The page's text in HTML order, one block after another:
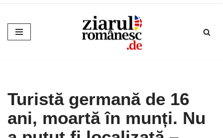
Sari
la
Turistă germană de 16
ani, moartă în munți. Nu